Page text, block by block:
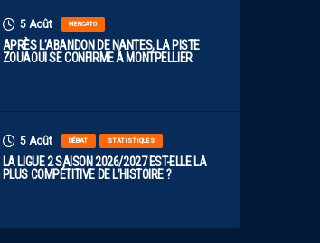
5 Août MERCATO
APRÈS L’ABANDON DE NANTES, LA PISTE
ZOUAOUI SE CONFIRME À MONTPELLIER
5 Août DÉBAT STATISTIQUES
LA LIGUE 2 SAISON 2026/2027 EST-ELLE LA
PLUS COMPÉTITIVE DE L’HISTOIRE ?